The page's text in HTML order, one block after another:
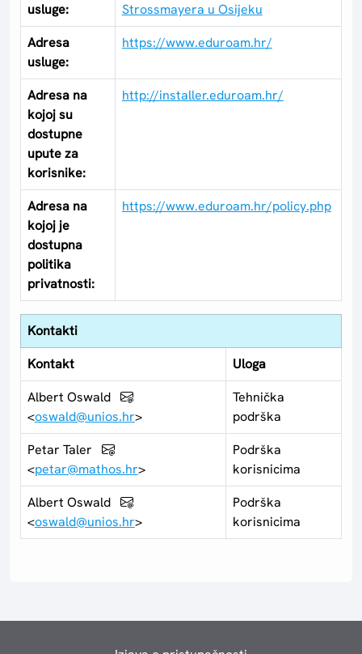
usluge:
Strossmayera u Osijeku
Adresa
usluge:
https://www.eduroam.hr/
Adresa na
kojoj su
dostupne
upute za
korisnike:
http://installer.eduroam.hr/
Adresa na
kojoj je
dostupna
politika
privatnosti:
https://www.eduroam.hr/policy.php
Kontakti
Kontakt
Uloga
Albert Oswald
<oswald@unios.hr>
Tehnička
podrška
Petar Taler
<petar@mathos.hr>
Podrška
korisnicima
Albert Oswald
<oswald@unios.hr>
Podrška
korisnicima